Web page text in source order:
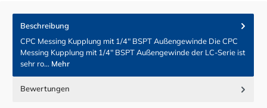
Beschreibung
CPC Messing Kupplung mit 1/4" BSPT Außengewinde Die CPC
Messing Kupplung mit 1/4" BSPT Außengewinde der LC-Serie ist
sehr ro… Mehr
Bewertungen